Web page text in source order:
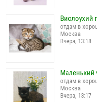
Вислоухий
отдам в
Москва
Вчера, 13:18
Маленький
отдам в
Москва
Вчера, 13:17